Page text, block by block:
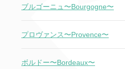
ブルゴーニュ〜Bourgogne〜
プロヴァンス〜Provence〜
ボルドー〜Bordeaux〜